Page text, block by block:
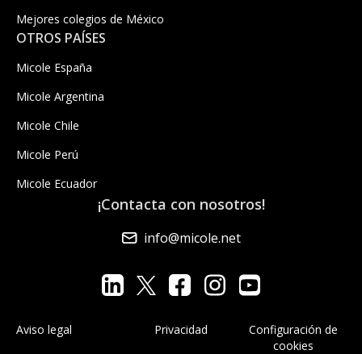
Mejores colegios de México
OTROS PAÍSES
Micole España
Micole Argentina
Micole Chile
Micole Perú
Micole Ecuador
¡Contacta con nosotros!
info@micole.net
Aviso legal Privacidad
Configuración de
cookies